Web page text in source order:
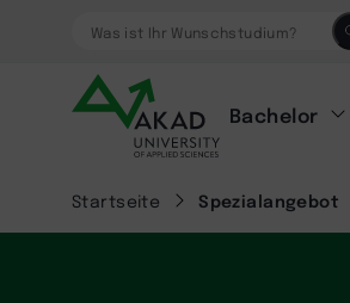
Was ist Ihr Wunschstudium?
Bachelor
Startseite Spezialangebot